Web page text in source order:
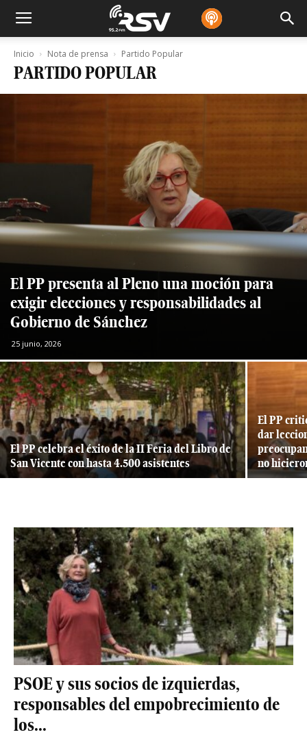
Inicio Nota de prensa Partido Popular
PARTIDO POPULAR
El PP presenta al Pleno una moción para
exigir elecciones y responsabilidades al
Gobierno de Sánchez
25 junio, 2026
El PP celebra el éxito de la II Feria del Libro de
San Vicente con hasta 4.500 asistentes
El PP
dar
no
PSOE y sus socios de izquierdas,
responsables del empobrecimiento de
los...